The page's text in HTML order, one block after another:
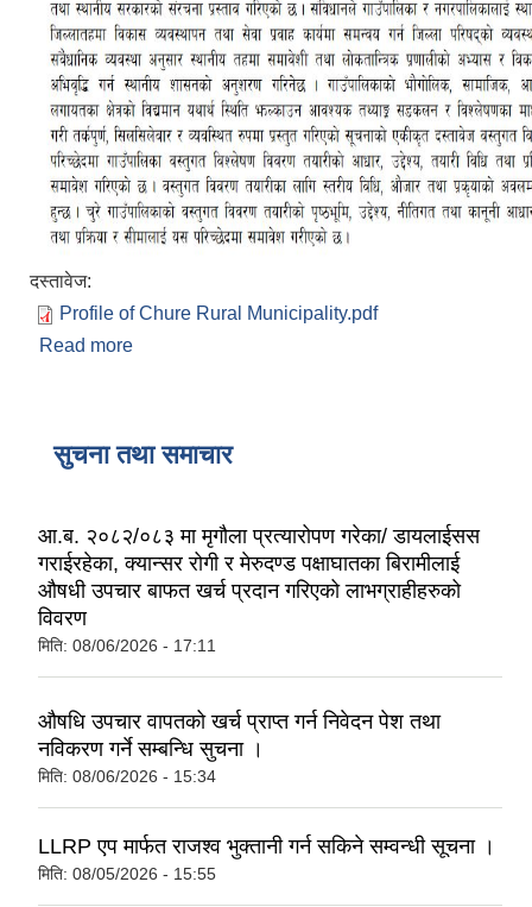
दस्तावेज:
Profile of Chure Rural Municipality.pdf
Read more
सुचना तथा समाचार
आ.ब. २०८२/०८३ मा मृगौला प्रत्यारोपण गरेका/ डायलाईसस
गराईरहेका, क्यान्सर रोगी र मेरुदण्ड पक्षाघातका बिरामीलाई
औषधी उपचार बाफत खर्च प्रदान गरिएको लाभग्राहीहरुको
विवरण
मिति: 08/06/2026 - 17:11
‍‍‍औषधि उपचार वापतको खर्च प्राप्त गर्न निवेदन पेश तथा
नविकरण गर्ने सम्बन्धि सुचना ।
मिति: 08/06/2026 - 15:34
LLRP एप मार्फत राजश्व भुक्तानी गर्न सकिने सम्वन्धी सूचना ।
मिति: 08/05/2026 - 15:55